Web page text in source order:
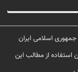
جمهوری اسلامی ایران
استفاده از مطالب این